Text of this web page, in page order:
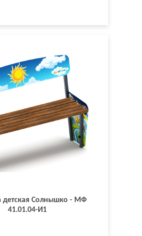
детская Солнышко - МФ
41.01.04-И1